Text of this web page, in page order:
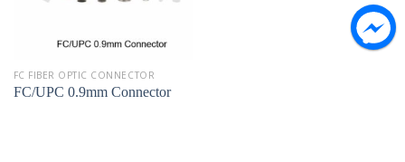
FC FIBER OPTIC CONNECTOR
FC/UPC 0.9mm Connector